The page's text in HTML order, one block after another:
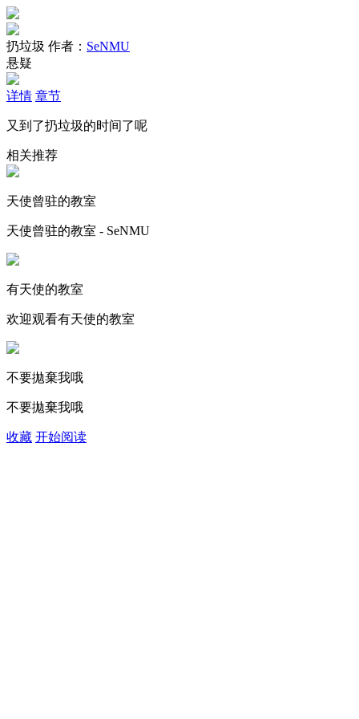
扔垃圾 作者： SeNMU
悬疑
详情 章节
又到了扔垃圾的时间了呢
相关推荐
天使曾驻的教室
天使曾驻的教室 - SeNMU
有天使的教室
欢迎观看有天使的教室
不要拋棄我哦
不要拋棄我哦
收藏 开始阅读